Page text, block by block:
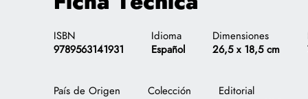
ISBN
9789563141931
Idioma
Español
Dimensiones
26,5 x 18,5 cm
País de Origen
Colección
Editorial